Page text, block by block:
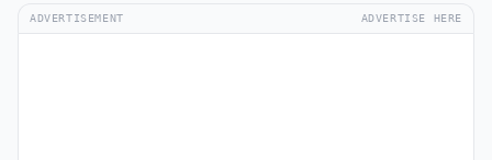
ADVERTISEMENT ADVERTISE HERE